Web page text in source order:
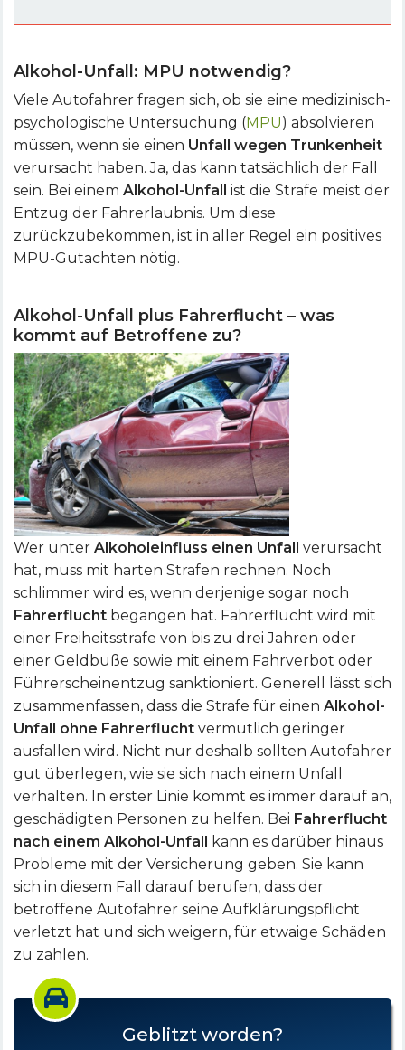
Alkohol-Unfall: MPU notwendig?
Viele Autofahrer fragen sich, ob sie eine medizinisch-
psychologische Untersuchung (MPU) absolvieren
müssen, wenn sie einen Unfall wegen Trunkenheit
verursacht haben. Ja, das kann tatsächlich der Fall
sein. Bei einem Alkohol-Unfall ist die Strafe meist der
Entzug der Fahrerlaubnis. Um diese
zurückzubekommen, ist in aller Regel ein positives
MPU-Gutachten nötig.
Alkohol-Unfall plus Fahrerflucht – was
kommt auf Betroffene zu?
Wer unter Alkoholeinfluss einen Unfall verursacht
hat, muss mit harten Strafen rechnen. Noch
schlimmer wird es, wenn derjenige sogar noch
Fahrerflucht begangen hat. Fahrerflucht wird mit
einer Freiheitsstrafe von bis zu drei Jahren oder
einer Geldbuße sowie mit einem Fahrverbot oder
Führerscheinentzug sanktioniert. Generell lässt sich
zusammenfassen, dass die Strafe für einen Alkohol-
Unfall ohne Fahrerflucht vermutlich geringer
ausfallen wird. Nicht nur deshalb sollten Autofahrer
gut überlegen, wie sie sich nach einem Unfall
verhalten. In erster Linie kommt es immer darauf an,
geschädigten Personen zu helfen. Bei Fahrerflucht
nach einem Alkohol-Unfall kann es darüber hinaus
Probleme mit der Versicherung geben. Sie kann
sich in diesem Fall darauf berufen, dass der
betroffene Autofahrer seine Aufklärungspflicht
verletzt hat und sich weigern, für etwaige Schäden
zu zahlen.
Geblitzt worden?